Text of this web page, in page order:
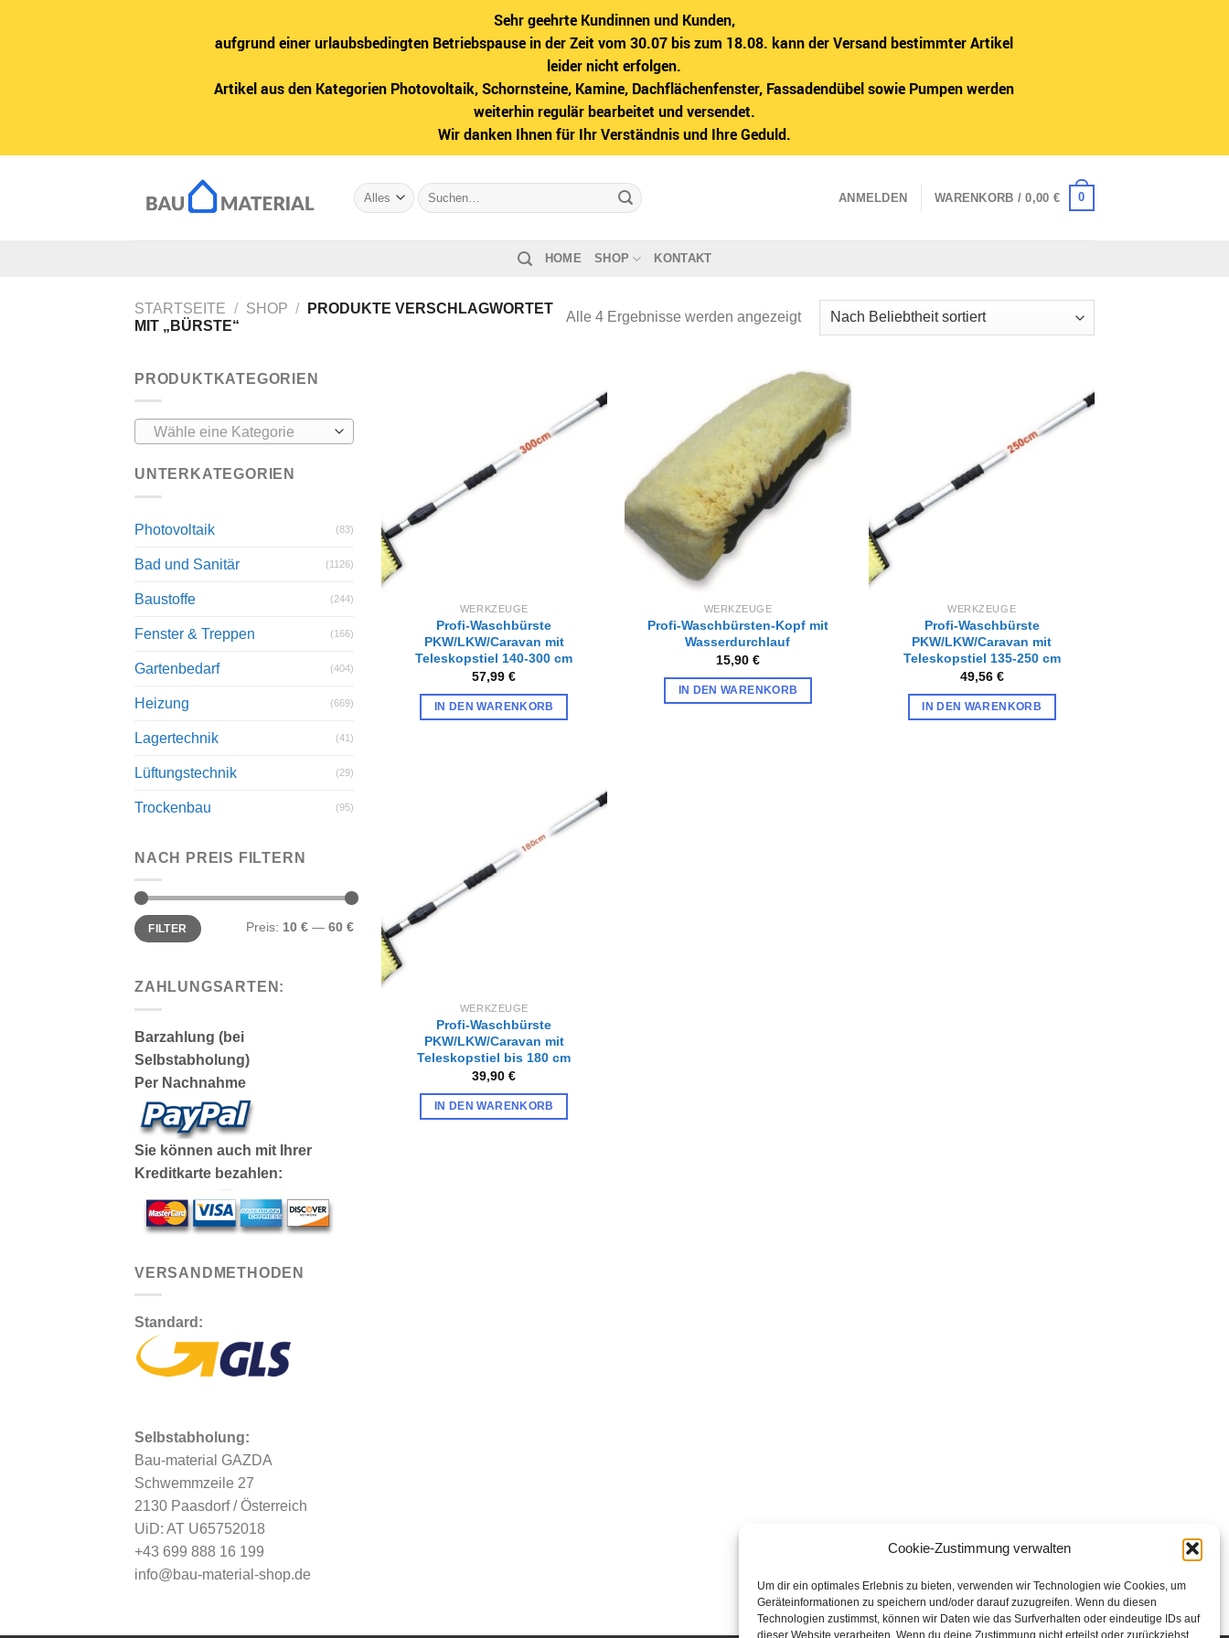
Sehr geehrte Kundinnen und Kunden,
aufgrund einer urlaubsbedingten Betriebspause in der Zeit vom 30.07 bis zum 18.08. kann der Versand bestimmter Artikel
leider nicht erfolgen.
Artikel aus den Kategorien Photovoltaik, Schornsteine, Kamine, Dachflächenfenster, Fassadendübel sowie Pumpen werden
weiterhin regulär bearbeitet und versendet.
Wir danken Ihnen für Ihr Verständnis und Ihre Geduld.
Cookie-Zustimmung verwalten
Um dir ein optimales Erlebnis zu bieten, verwenden wir Technologien wie Cookies, um
Geräteinformationen zu speichern und/oder darauf zuzugreifen. Wenn du diesen
Technologien zustimmst, können wir Daten wie das Surfverhalten oder eindeutige IDs auf
Suche
nach:
ANMELDEN WARENKORB /0,00 € 0
HOME SHOP KONTAKT
STARTSEITE / SHOP /
PRODUKTE VERSCHLAGWORTET
MIT „BÜRSTE“
Alle 4 Ergebnisse werden angezeigtNach
Beliebtheit
PRODUKTKATEGORIEN
Wähle eine Kategorie
UNTERKATEGORIEN
Photovoltaik (83)
Bad und Sanitär (1126)
Baustoffe (244)
Fenster & Treppen (166)
Gartenbedarf (404)
Heizung (669)
Lagertechnik (41)
Lüftungstechnik (29)
Trockenbau (95)
NACH PREIS FILTERN
Min.
Preis
Max.
PreisFILTER Preis: 10 € — 60 €
ZAHLUNGSARTEN:
Barzahlung (bei
Selbstabholung)
Per Nachnahme
Sie können auch mit Ihrer
Kreditkarte bezahlen:
VERSANDMETHODEN
Standard:
Selbstabholung:
Bau-material GAZDA
Schwemmzeile 27
2130 Paasdorf / Österreich
UiD: AT U65752018
+43 699 888 16 199
info@bau-material-shop.de
Zur
Wunschliste
hinzufügen
WERKZEUGE
Profi-Waschbürste
PKW/LKW/Caravan mit
Teleskopstiel 140-300 cm
57,99€
IN DEN WARENKORB
Zur
Wunschliste
hinzufügen
WERKZEUGE
Profi-Waschbürsten-Kopf mit
Wasserdurchlauf
15,90 €
IN DEN WARENKORB
Zur
Wunschliste
hinzufügen
WERKZEUGE
Profi-Waschbürste
PKW/LKW/Caravan mit
Teleskopstiel 135-250 cm
49,56 €
IN DEN WARENKORB
Zur
Wunschliste
hinzufügen
WERKZEUGE
Profi-Waschbürste
PKW/LKW/Caravan mit
Teleskopstiel bis 180 cm
39,90€
IN DEN WARENKORB